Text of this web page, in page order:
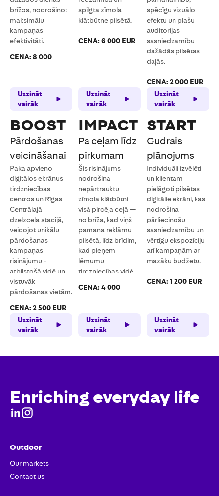
brīžos, nodrošinot
maksimālu
kampaņas
efektivitāti.
CENA: 8 000
Uzzināt
vairāk
spilgta zīmola
klātbūtne pilsētā.
CENA: 6 000 EUR
Uzzināt
vairāk
spēcīgu vizuālo
efektu un plašu
auditorijas
sasniedzamību
dažādās pilsētas
daļās.
CENA: 2 000 EUR
Uzzināt
vairāk
BOOST
Pārdošanas
veicināšanai
Paka apvieno
digitālos ekrānus
tirdzniecības
centros un Rīgas
Centrālajā
dzelzceļa stacijā,
veidojot unikālu
pārdošanas
kampaņas
risinājumu -
atbilstošā vidē un
vistuvāk
pārdošanas vietām.
CENA: 2 500 EUR
Uzzināt
vairāk
IMPACT
Pa ceļam līdz
pirkumam
Šis risinājums
nodrošina
nepārtrauktu
zīmola klātbūtni
visā pircēja ceļā —
no brīža, kad viņš
pamana reklāmu
pilsētā, līdz brīdim,
kad pieņem
lēmumu
tirdzniecības vidē.
CENA: 4 000
Uzzināt
vairāk
START
Gudrais
plānojums
Individuāli izvēlēti
un klientam
pielāgoti pilsētas
digitālie ekrāni, kas
nodrošina
pārliecinošu
sasniedzamību un
vērtīgu ekspozīciju
arī kampaņām ar
mazāku budžetu.
CENA: 1 200 EUR
Uzzināt
vairāk
Enriching everyday life
Outdoor
Our markets
Contact us